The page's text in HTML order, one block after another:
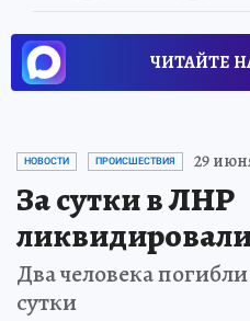
ЧИТАЙТЕ
НОВОСТИ ПРОИСШЕСТВИЯ 29
За сутки в ЛНР
Два человека
сутки